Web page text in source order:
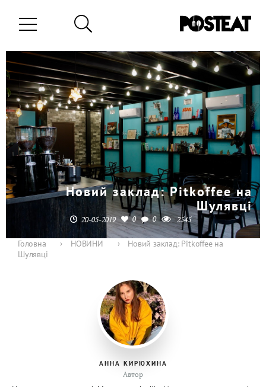
Новий заклад: Pitkoffee на
Шулявці
20-05-2019 0 0 2545
Головна › НОВИНИ ›
Новий заклад: Pitkoffee на
Шулявці
АННА КИРЮХИНА
Автор